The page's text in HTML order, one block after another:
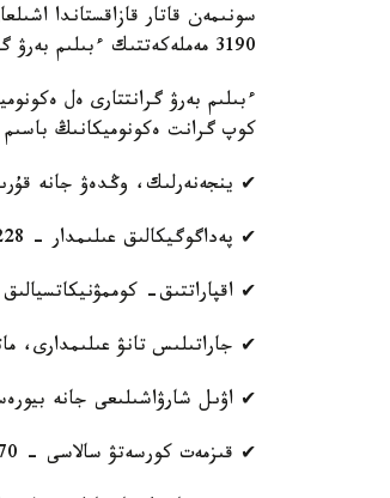
سونىمەن قاتار قازاقستاندا
3190 مەملەكەتتىك ءبىلىم بەرۋ گرانتى قاراستىرىلدى.
ءبىلىم بەرۋ گرانتتارى ەل
كوپ گرانت ەكونوميكانىڭ باسىم
✔ ينجەنەرلىك، وڭدەۋ جانە قۇرىلىس
✔ پەداگوگيكالىق عىلىمدار - 12228 گرانت؛
✔ اقپاراتتىق- كوممۋنيكاتسيالىق
✔ جاراتىلىس تانۋ عىلىمدارى،
✔ اۋىل شارۋاشىلىعى جانە بيورەسۋرستار
✔ قىزمەت كورسەتۋ سالاسى - 2170 گرانت؛